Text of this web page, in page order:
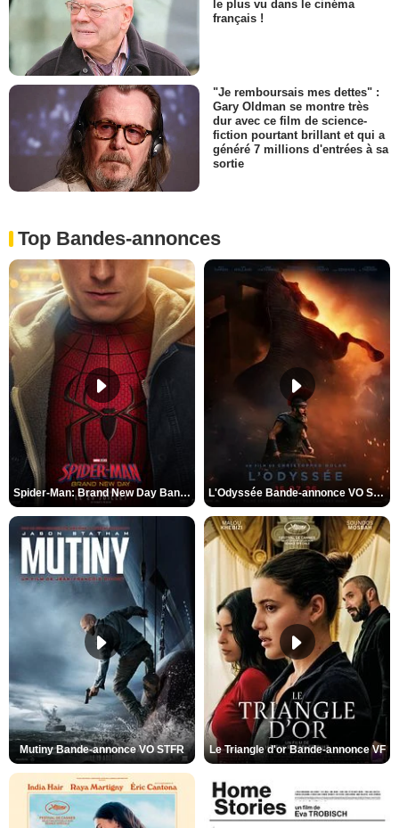
le plus vu dans le cinéma
français !
"Je remboursais mes dettes" :
Gary Oldman se montre très
dur avec ce film de science-
fiction pourtant brillant et qui a
généré 7 millions d'entrées à sa
sortie
Top Bandes-annonces
Spider-Man: Brand New Day Bande-annonce VO STFR L'Odyssée Bande-annonce VO STFR
Mutiny Bande-annonce VO STFR Le Triangle d'or Bande-annonce VF